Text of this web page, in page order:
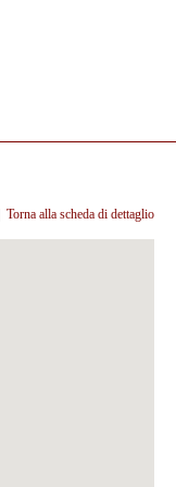
Torna alla scheda di dettaglio